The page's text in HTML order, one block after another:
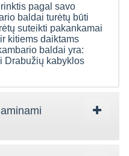
pagal savo
baldai turėtų būti
suteikti pakankamai
kitiems daiktams
baldai yra:
Drabužių kabyklos